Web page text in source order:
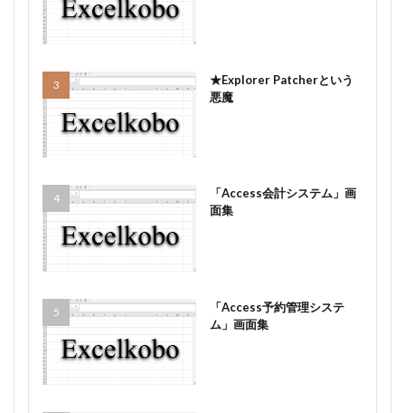
★Explorer Patcherという
悪魔
「Access会計システム」画
面集
「Access予約管理システ
ム」画面集